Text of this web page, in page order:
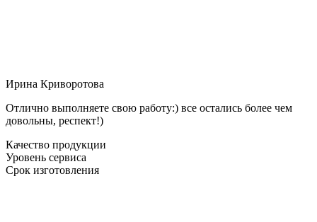
Ирина Криворотова
Отлично выполняете свою работу:) все остались более чем
довольны, респект!)
Качество продукции
Уровень сервиса
Срок изготовления